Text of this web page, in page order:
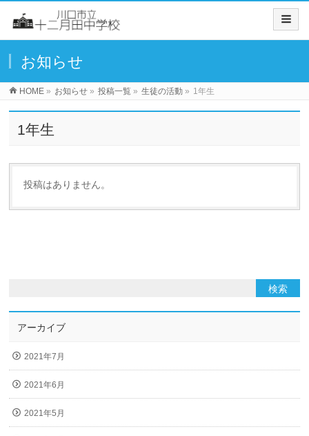
お知らせ
HOME » お知らせ » 投稿一覧 » 生徒の活動 » 1年生
1年生
投稿はありません。
アーカイブ
2021年7月
2021年6月
2021年5月